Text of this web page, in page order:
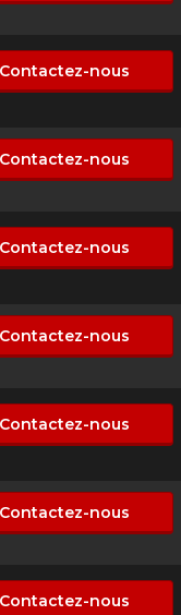
Contactez-nous
Contactez-nous
Contactez-nous
Contactez-nous
Contactez-nous
Contactez-nous
Contactez-nous
possibilité